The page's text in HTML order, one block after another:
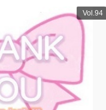
Vol.94